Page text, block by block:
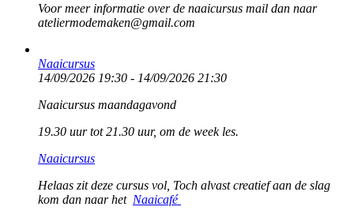
Voor meer informatie over de naaicursus mail dan naar
ateliermodemaken@gmail.com
Naaicursus
14/09/2026 19:30 - 14/09/2026 21:30
Naaicursus maandagavond
19.30 uur tot 21.30 uur, om de week les.
Naaicursus
Helaas zit deze cursus vol, Toch alvast creatief aan de slag
kom dan naar het Naaicafé